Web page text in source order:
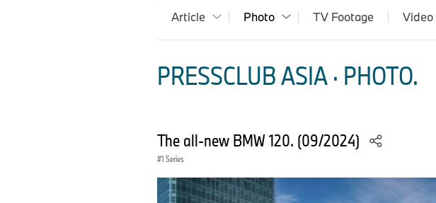
Article Photo TV Footage Video
PRESSCLUB ASIA · PHOTO.
The all-new BMW 120. (09/2024)
1 Series